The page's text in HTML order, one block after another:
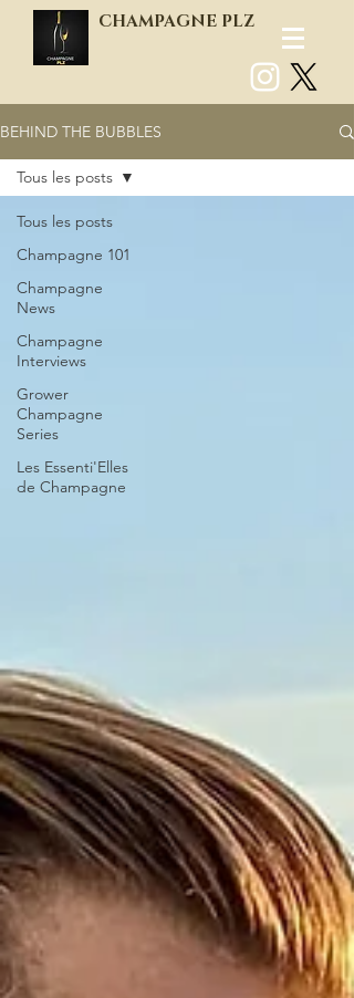
CHAMPAGNE PLZ
BEHIND THE BUBBLES
Tous les posts
Champagne 101
Champagne
News
Champagne
Interviews
Grower
Champagne
Series
Les Essenti'Elles
de Champagne
Tous les posts